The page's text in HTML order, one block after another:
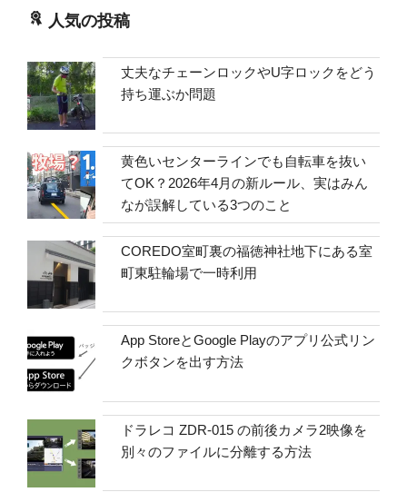
人気の投稿
丈夫なチェーンロックやU字ロックをどう
持ち運ぶか問題
黄色いセンターラインでも自転車を抜い
てOK？2026年4月の新ルール、実はみん
なが誤解している3つのこと
COREDO室町裏の福徳神社地下にある室
町東駐輪場で一時利用
App StoreとGoogle Playのアプリ公式リン
クボタンを出す方法
ドラレコ ZDR-015 の前後カメラ2映像を
別々のファイルに分離する方法